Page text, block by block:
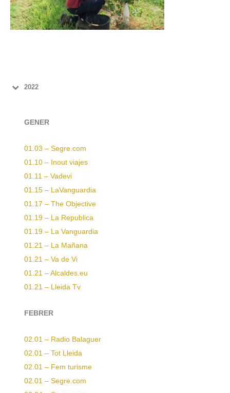
2022
GENER
01.03 – Segre.com
01.10 – Inout viajes
01.11 – Vadevi
01.15 – LaVanguardia
01.17 – The Objective
01.19 – La Republica
01.19 – La Vanguardia
01.21 – La Mañana
01.21 – Va de Vi
01.21 – Alcaldes.eu
01.21 – Lleida Tv
FEBRER
02.01 – Radio Balaguer
02.01 – Tot Lleida
02.01 – Fem turisme
02.01 – Segre.com